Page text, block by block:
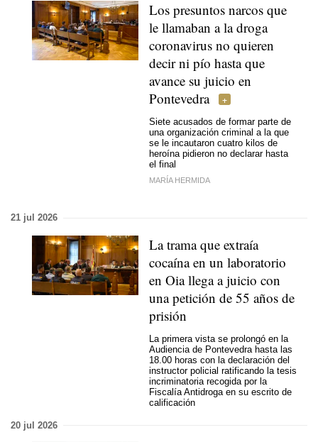
Los presuntos narcos que
le llamaban a la droga
coronavirus no quieren
decir ni pío hasta que
avance su juicio en
Pontevedra
Siete acusados de formar parte de
una organización criminal a la que
se le incautaron cuatro kilos de
heroína pidieron no declarar hasta
el final
MARÍA HERMIDA
21 jul 2026
La trama que extraía
cocaína en un laboratorio
en Oia llega a juicio con
una petición de 55 años de
prisión
La primera vista se prolongó en la
Audiencia de Pontevedra hasta las
18.00 horas con la declaración del
instructor policial ratificando la tesis
incriminatoria recogida por la
Fiscalía Antidroga en su escrito de
calificación
20 jul 2026